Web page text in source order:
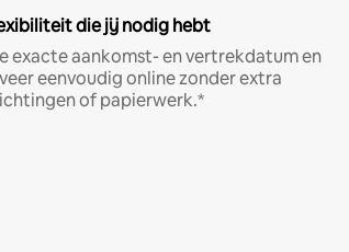
die jij nodig hebt
exacte aankomst- en vertrekdatum en
eenvoudig online zonder extra
of papierwerk.*